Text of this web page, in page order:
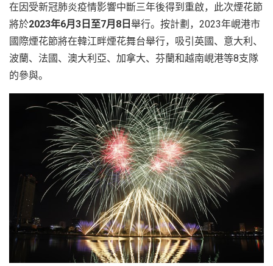
旅
行
社
在因受新冠肺炎疫情影響中斷三年後得到重啟，此次煙花節
將於2023年6月3日至7月8日 舉行。按計劃，2023年峴港市
國際煙花節將在韓江畔煙花舞台舉行，吸引英國、意大利、
波蘭、法國、澳大利亞、加拿大、芬蘭和越南峴港等8支隊
的參與。